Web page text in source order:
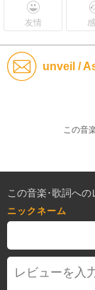
友情
unveil /
この音
この音楽･歌詞へ
ニックネーム